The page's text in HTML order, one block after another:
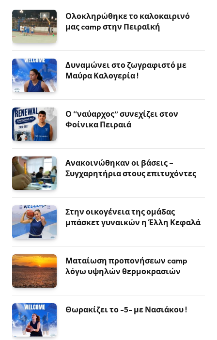
Ολοκληρώθηκε το καλοκαιρινό
μας camp στην Πειραϊκή
Δυναμώνει στο ζωγραφιστό με
Μαύρα Καλογερία !
Ο “ναύαρχος” συνεχίζει στον
Φοίνικα Πειραιά
Ανακοινώθηκαν οι βάσεις –
Συγχαρητήρια στους επιτυχόντες
Στην οικογένεια της ομάδας
μπάσκετ γυναικών η Έλλη Κεφαλά
Ματαίωση προπονήσεων camp
λόγω υψηλών θερμοκρασιών
Θωρακίζει το -5- με Νασιάκου !